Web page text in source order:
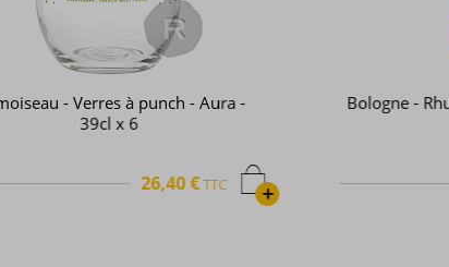
+
Bologne - Rhum ambré - Gold - 70cl -
+
30,01 € TTC